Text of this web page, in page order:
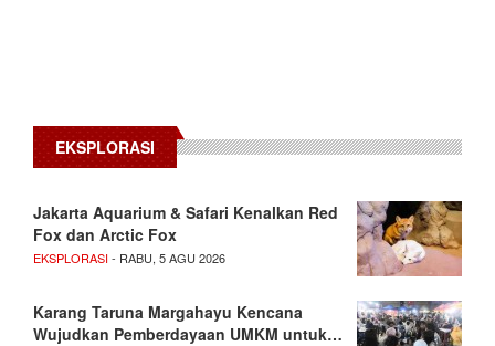
EKSPLORASI
Jakarta Aquarium & Safari Kenalkan Red
Fox dan Arctic Fox
EKSPLORASI- RABU, 5 AGU 2026
Karang Taruna Margahayu Kencana
Wujudkan Pemberdayaan UMKM untuk…